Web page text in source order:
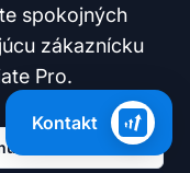
spokojných
zákaznícku
Pro.
skúšku
Kontakt